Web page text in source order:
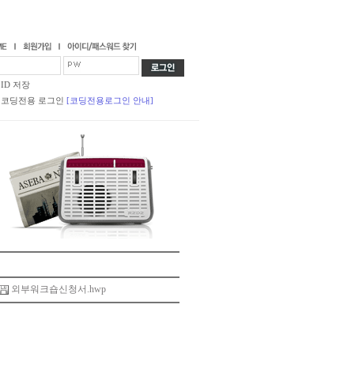
ID 저장
코딩전용 로그인
[코딩전용로그인 안내]
외부워크숍신청서.hwp